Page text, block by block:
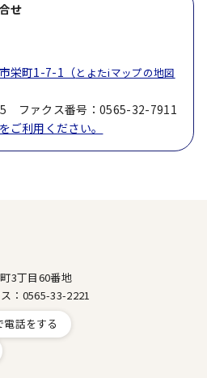
せ
栄町1-7-1（とよたiマップの地図
ファクス番号：0565-32-7911
ご利用ください。
3丁目60番地
：0565-33-2221
電話をする